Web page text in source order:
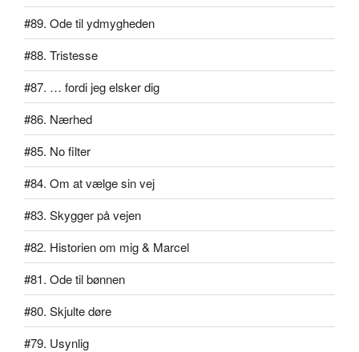
#89. Ode til ydmygheden
#88. Tristesse
#87. … fordi jeg elsker dig
#86. Nærhed
#85. No filter
#84. Om at vælge sin vej
#83. Skygger på vejen
#82. Historien om mig & Marcel
#81. Ode til bønnen
#80. Skjulte døre
#79. Usynlig